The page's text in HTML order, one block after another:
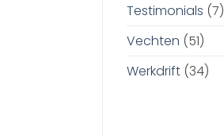
Testimonials (7)
Vechten (51)
Werkdrift (34)